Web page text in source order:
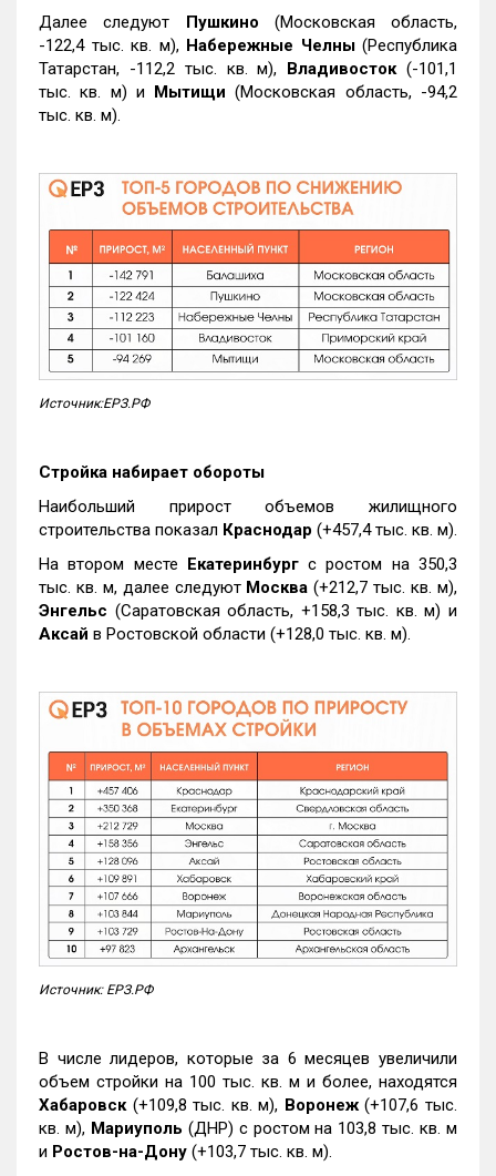
Далее следуют Пушкино (Московская область,
-122,4 тыс. кв. м), Набережные Челны(Республика
Татарстан, -112,2 тыс. кв. м), Владивосток(-101,1
тыс. кв. м) и Мытищи (Московская область, -94,2
тыс. кв. м).
Источник:ЕРЗ.РФ
Стройка набирает обороты
Наибольший прирост объемов жилищного
строительства показал Краснодар (+457,4 тыс. кв. м).
На втором месте Екатеринбургс ростом на 350,3
тыс. кв. м, далее следуют Москва (+212,7 тыс. кв. м),
Энгельс (Саратовская область, +158,3 тыс. кв. м) и
Аксай в Ростовской области (+128,0 тыс. кв. м).
Источник: ЕРЗ.РФ
В числе лидеров, которые за 6 месяцев увеличили
объем стройки на 100 тыс. кв. м и более, находятся
Хабаровск (+109,8 тыс. кв. м), Воронеж(+107,6 тыс.
кв. м), Мариуполь (ДНР) с ростом на 103,8 тыс. кв. м
и Ростов-на-Дону (+103,7 тыс. кв. м).